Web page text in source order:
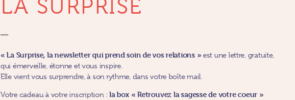
LA SURPRISE
« La Surprise, la newsletter qui prend soin de vosrelations »est une lettre, gratuite,
qui émerveille, étonne et vous inspire.
Elle vient vous surprendre, à son rythme, dans votre boîte mail.
Votre cadeau à votre inscription :la box «Retrouvez la sagesse de votre coeur »